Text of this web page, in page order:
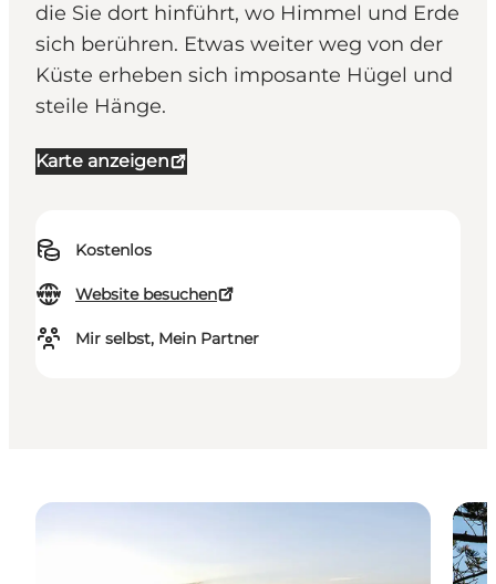
die Sie dort hinführt, wo Himmel und Erde
sich berühren. Etwas weiter weg von der
Küste erheben sich imposante Hügel und
steile Hänge.
Karte anzeigen
Kostenlos
Website besuchen
Mir selbst, Mein Partner